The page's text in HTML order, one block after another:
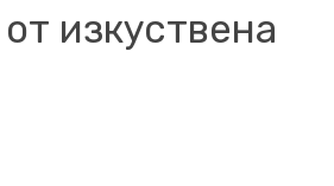
изкуствена